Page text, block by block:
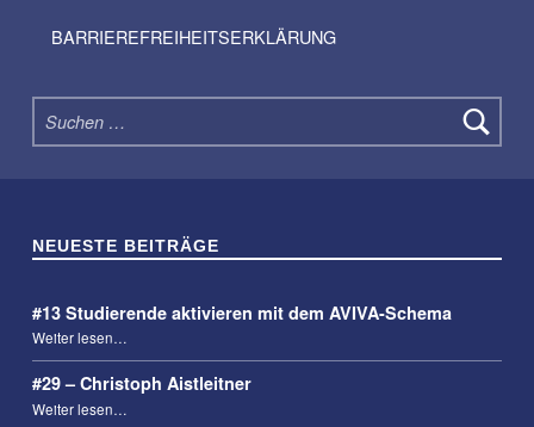
BARRIEREFREIHEITSERKLÄRUNG
Suchen nach:
NEUESTE BEITRÄGE
#13 Studierende aktivieren mit dem AVIVA-Schema
Weiter lesen“#13 Studierende aktivieren mit dem AVIVA-Schema”
…
#29 – Christoph Aistleitner
Weiter lesen…